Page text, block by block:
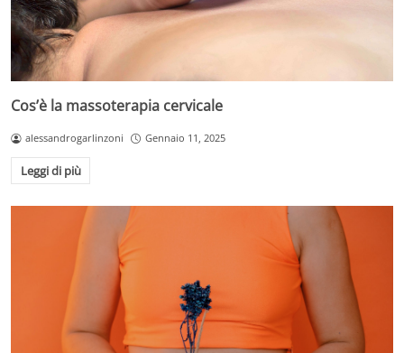
Cos’è la massoterapia cervicale
alessandrogarlinzoni Gennaio 11, 2025
Leggi di più